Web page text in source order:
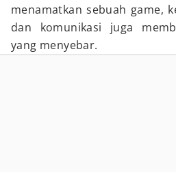
menamatkan sebuah game,
dan komunikasi juga
yang menyebar.